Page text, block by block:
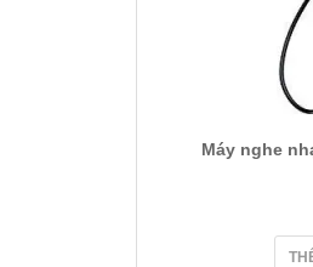
Máy nghe